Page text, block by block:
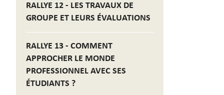
RALLYE 12 - LES TRAVAUX DE
GROUPE ET LEURS ÉVALUATIONS
RALLYE 13 - COMMENT
APPROCHER LE MONDE
PROFESSIONNEL AVEC SES
ÉTUDIANTS ?